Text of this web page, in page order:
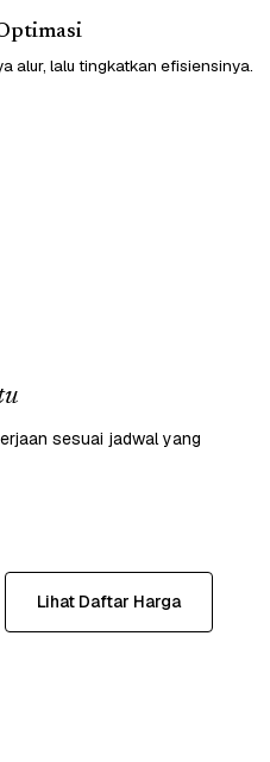
alur, lalu tingkatkan efisiensinya.
sesuai jadwal yang
Lihat Daftar Harga